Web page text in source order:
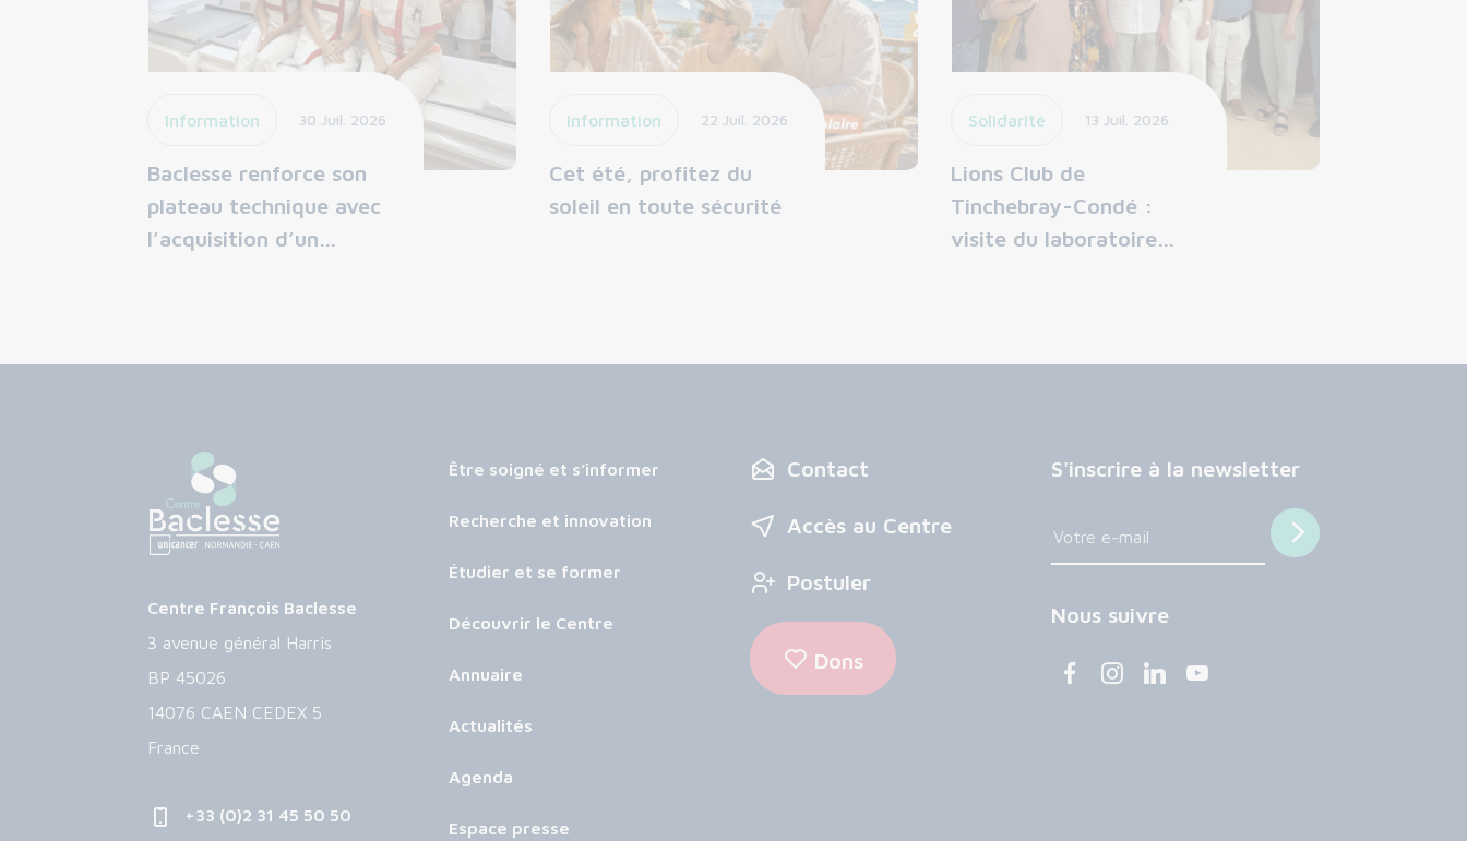
Information 30 Juil. 2026
Baclesse renforce son
plateau technique avec
l’acquisition d’un…
Information 22 Juil. 2026
Cet été, profitez du
soleil en toute sécurité
Solidarité 13 Juil. 2026
Lions Club de
Tinchebray-Condé :
visite du laboratoire…
Centre François Baclesse
3 avenue général Harris
BP 45026
14076 CAEN CEDEX 5
France
+33 (0)2 31 45 50 50
Être soigné et s’informer
Recherche et innovation
Étudier et se former
Découvrir le Centre
Annuaire
Actualités
Agenda
Espace presse
Contact
Accès au Centre
Postuler
Dons
S'inscrire à la newsletter
Nous suivre